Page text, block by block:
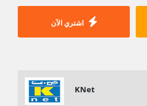
اشتري الآن
KNet